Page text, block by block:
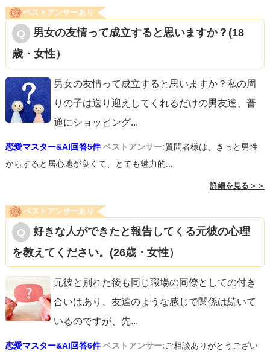
ベストアンサーあり
男女の友情って成立すると思いますか？(18
歳・女性）
男女の友情って成立すると思いますか？私の周
りの子は送り迎えしてくれるだけの男友達、普
通にショッピング...
恋愛マスター&AI回答5件 ベストアンサー:質問者様は、きっと男性
からすると居心地が良くて、とても魅力的...
詳細を見る＞＞
ベストアンサーあり
好きな人ができたと報告してくる元彼の心理
を教えてください。(26歳・女性）
元彼と別れた後も同じ職場の同僚としての付き
合いはあり、友達のような感じで関係は続いて
いるのですが、先...
恋愛マスター&AI回答6件 ベストアンサー:ご相談ありがとうござい